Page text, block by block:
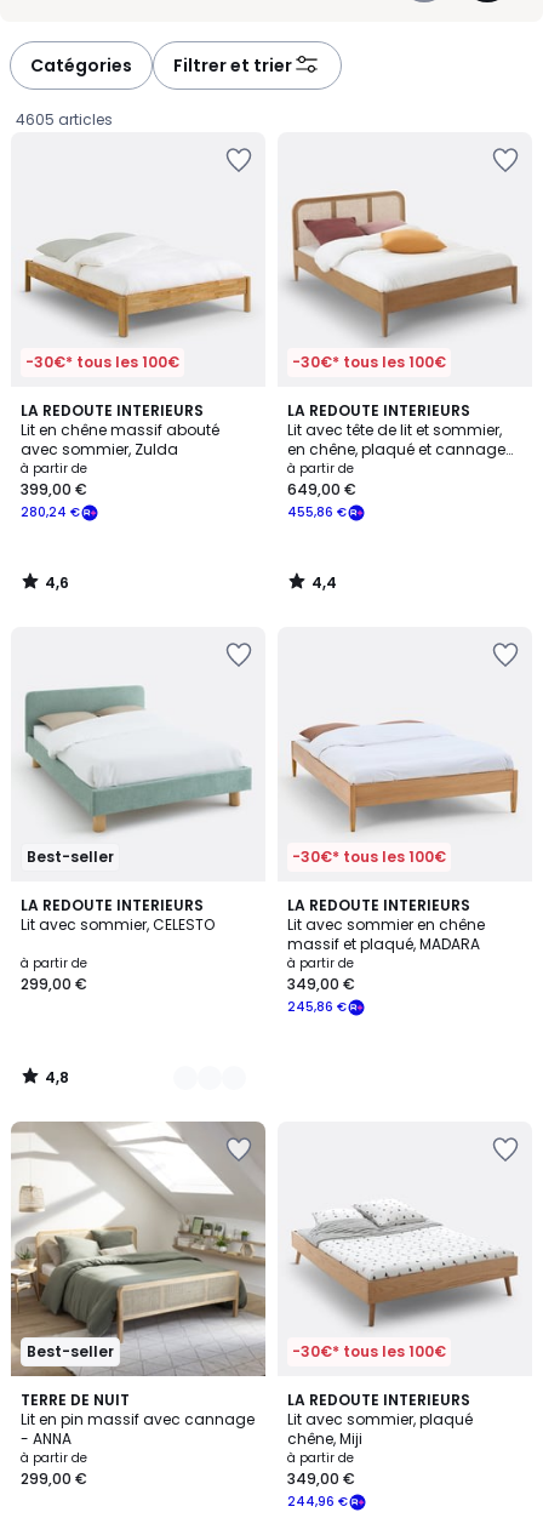
dans un intérieur moderne que plus classique. Nous mettons un
point d’honneur à proposer des lits en stock pour une livraison
rapide, sans compromis sur la qualité. À vous de composer
Catégories Filtrer et trier
4605 articles
-30€* tous les 100€
LA REDOUTE INTERIEURS
Lit en chêne massif abouté
avec sommier, Zulda
Prix
à
partir
399,00
€
programme
pour
payer
à
place
280,24
€.
à partir de
280,24 €
399,00 €
4,6
/ 5
4,6
/
-30€* tous les 100€
LA REDOUTE INTERIEURS
Lit avec tête de lit et sommier,
en chêne, plaqué et cannage
de rotin, MADARA
à partir de
455,86 €
649,00 €
4,4
/ 5
4,4
/
Best-seller
LA REDOUTE INTERIEURS
Lit avec sommier, CELESTO
à partir de
299,00 €
4,8
/ 5
3
Couleurs
4,8
/
-30€* tous les 100€
LA REDOUTE INTERIEURS
Lit avec sommier en chêne
massif et plaqué, MADARA
à partir de
245,86 €
349,00 €
Best-seller
TERRE DE NUIT
Lit en pin massif avec cannage
- ANNA
à partir de
299,00 €
3,4
/ 5
3
Couleurs
-30€* tous les 100€
LA REDOUTE INTERIEURS
Lit avec sommier, plaqué
chêne, Miji
à partir de
244,96 €
349,00 €
4,3
/ 5